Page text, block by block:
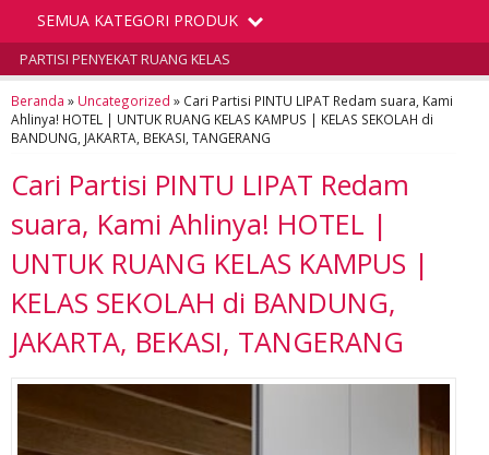
SEMUA KATEGORI PRODUK
PARTISI PENYEKAT RUANG KELAS
Beranda » Uncategorized » Cari Partisi PINTU LIPAT Redam suara, Kami
Ahlinya! HOTEL | UNTUK RUANG KELAS KAMPUS | KELAS SEKOLAH di
BANDUNG, JAKARTA, BEKASI, TANGERANG
Cari Partisi PINTU LIPAT Redam
suara, Kami Ahlinya! HOTEL |
UNTUK RUANG KELAS KAMPUS |
KELAS SEKOLAH di BANDUNG,
JAKARTA, BEKASI, TANGERANG